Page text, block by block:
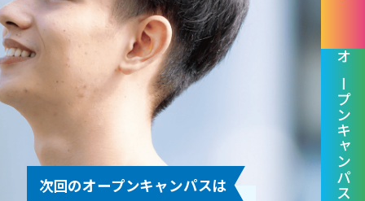
次回のオープンキャンパスは オープンキャンパス